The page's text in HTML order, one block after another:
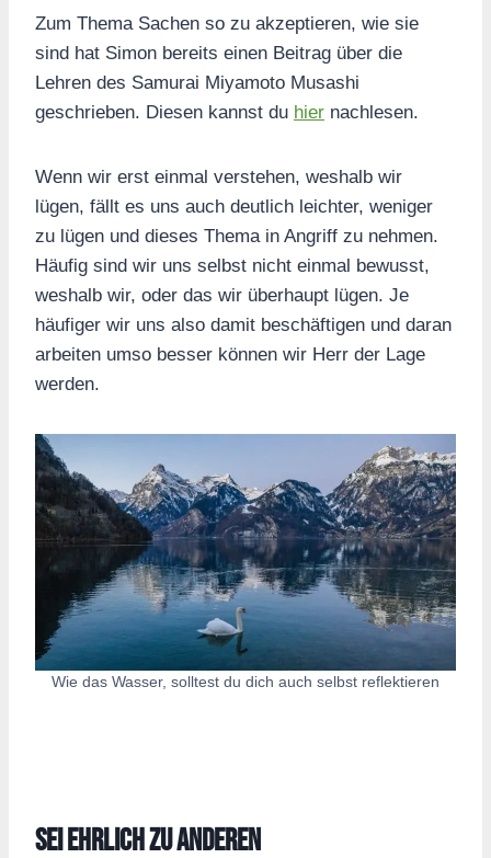
Zum Thema Sachen so zu akzeptieren, wie sie
sind hat Simon bereits einen Beitrag über die
Lehren des Samurai Miyamoto Musashi
geschrieben. Diesen kannst du hier nachlesen.
Wenn wir erst einmal verstehen, weshalb wir
lügen, fällt es uns auch deutlich leichter, weniger
zu lügen und dieses Thema in Angriff zu nehmen.
Häufig sind wir uns selbst nicht einmal bewusst,
weshalb wir, oder das wir überhaupt lügen. Je
häufiger wir uns also damit beschäftigen und daran
arbeiten umso besser können wir Herr der Lage
werden.
Wie das Wasser, solltest du dich auch selbst reflektieren
Sei ehrlich zu anderen